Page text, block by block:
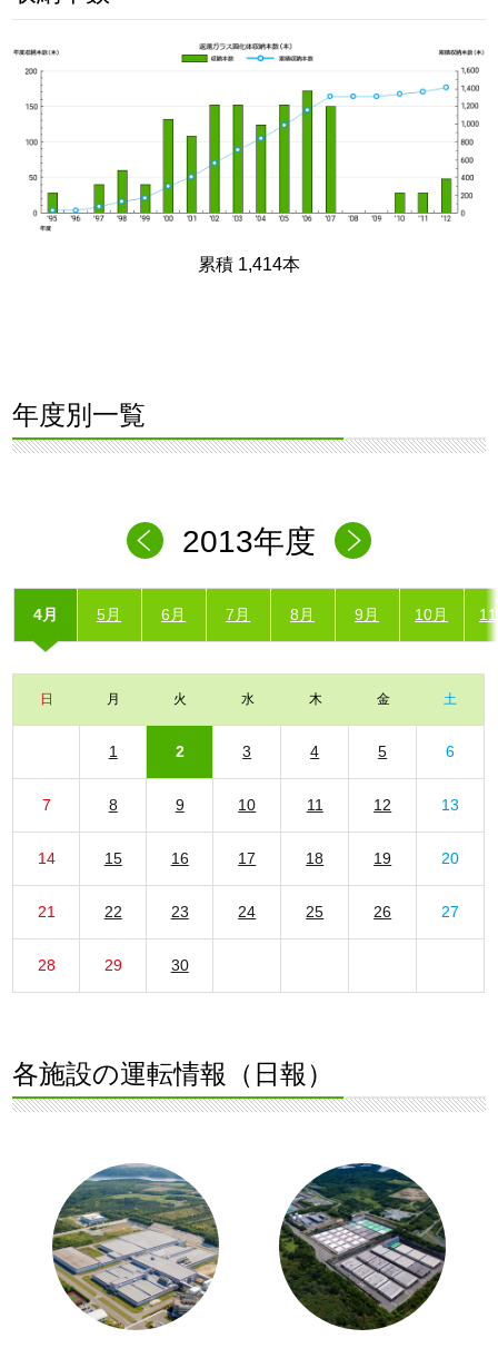
累積 1,414本
年度別一覧
2013年度
4月 5月 6月 7月 8月 9月 10月
日 月 火 水 木 金 土
1 2 3 4 5 6
7 8 9 10 11 12 13
14 15 16 17 18 19 20
21 22 23 24 25 26 27
28 29 30
各施設の運転情報（日報）